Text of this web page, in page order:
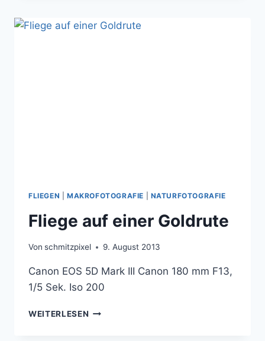
FLIEGEN MAKROFOTOGRAFIE NATURFOTOGRAFIE
Fliege auf einer Goldrute
Von schmitzpixel 9. August 2013
Canon EOS 5D Mark III Canon 180 mm F13,
1/5 Sek. Iso 200
WEITERLESEN FLIEGE